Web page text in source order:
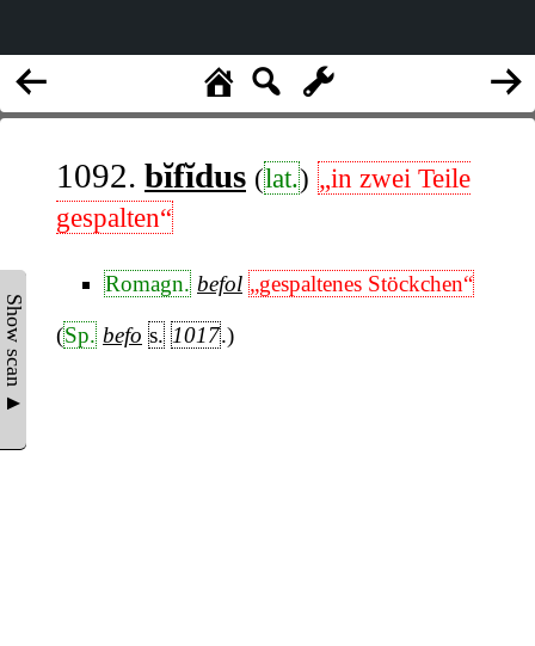
Show scan ▲
1092. bĭfĭdus (lat.) „in zwei Teile
gespalten“
Romagn. befol „gespaltenes Stöckchen“
(Sp. befo s. 1017.)